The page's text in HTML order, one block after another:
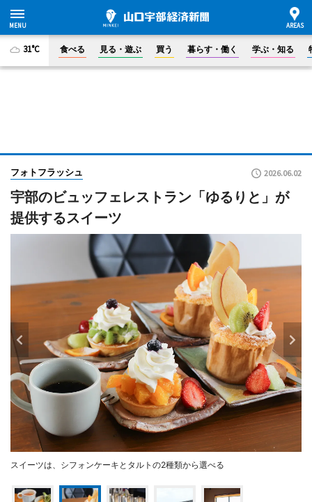
31°C 食べる 見る・遊ぶ 買う 暮らす・働く 学ぶ・知る
フォトフラッシュ 2026.06.02
宇部のビュッフェレストラン「ゆるりと」が
提供するスイーツ
スイーツは、シフォンケーキとタルトの2種類から選べる